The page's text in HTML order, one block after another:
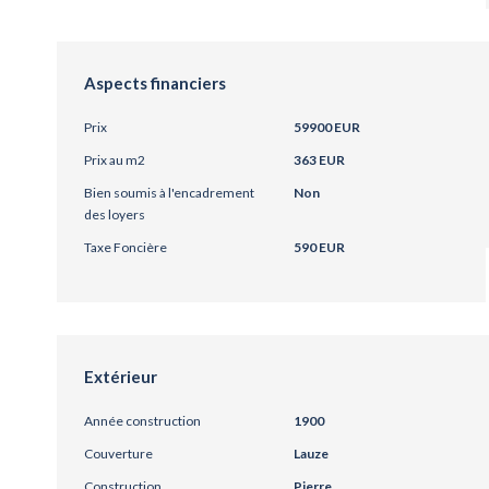
Aspects financiers
Prix
59900 EUR
Prix au m2
363 EUR
Bien soumis à l'encadrement
des loyers
Non
Taxe Foncière 590 EUR
Extérieur
Année construction
1900
Couverture
Lauze